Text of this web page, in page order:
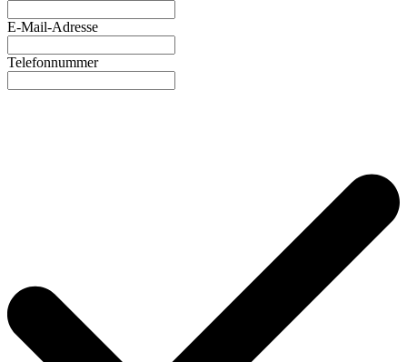
E-Mail-Adresse
Telefonnummer